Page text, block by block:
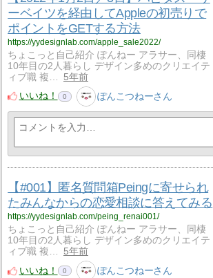
ーベイツを経由してAppleの初売りで
ポイントをGETする方法
https://yydesignlab.com/apple_sale2022/
ちょこっと自己紹介 ぽんねー アラサー、同棲
10年目の2人暮らし デザイン多めのクリエイテ
ィブ職 複…
5年前
いいね！
0 ぽんこつねーさん
【#001】匿名質問箱Peingに寄せられ
たみんなからの恋愛相談に答えてみる
https://yydesignlab.com/peing_renai001/
ちょこっと自己紹介 ぽんねー アラサー、同棲
10年目の2人暮らし デザイン多めのクリエイテ
ィブ職 複…
5年前
いいね！
0 ぽんこつねーさん